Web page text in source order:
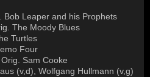
Bob Leaper and his Prophets
The Moody Blues
Turtles
Four
Sam Cooke
(v,d), Wolfgang Hullmann (v,g)